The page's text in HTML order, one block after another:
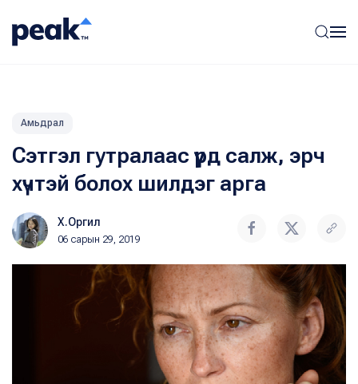
Амьдрал
Сэтгэл гутралаас үүрд салж, эрч
хүчтэй болох шилдэг арга
Х.Оргил
06 сарын 29, 2019